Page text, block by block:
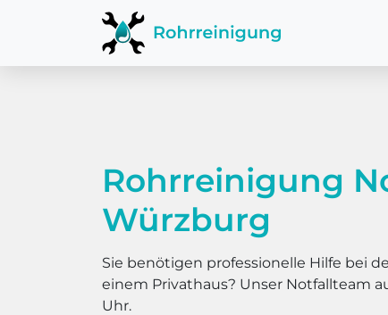
Rohrreinigung
Würzburg
Sie benötigen professionelle Hilfe bei
einem Privathaus? Unser Notfallteam
Uhr.